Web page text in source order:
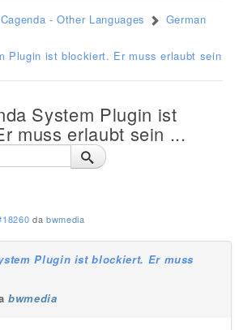
- Other Languages German
Plugin ist blockiert. Er muss erlaubt sein
System Plugin ist
muss erlaubt sein ...
da bwmedia
Plugin ist blockiert. Er muss
bwmedia